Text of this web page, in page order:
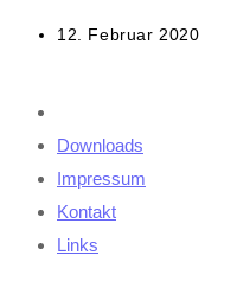
Beitrag
12. Februar 2020
Downloads
Impressum
Kontakt
Links